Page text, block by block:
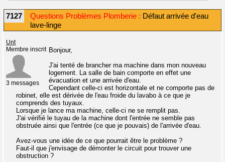
7127 Questions Problèmes Plomberie : Défaut arrivée d'eau
lave-linge
Unt
Membre inscrit
3 messages
Bonjour,
J'ai tenté de brancher ma machine dans mon nouveau
logement. La salle de bain comporte en effet une
évacuation et une arrivée d'eau.
Cependant celle-ci est horizontale et ne comporte pas de
robinet, elle est dérivée de l'eau froide du lavabo à ce que je
comprends des tuyaux.
Lorsque je lance ma machine, celle-ci ne se remplit pas.
J'ai vérifié le tuyau de la machine dont l'entrée ne semble pas
obstruée ainsi que l'entrée (ce que je pouvais) de l'arrivée d'eau.
Avez-vous une idée de ce que pourrait être le problème ?
Faut-il que j'envisage de démonter le circuit pour trouver une
obstruction ?